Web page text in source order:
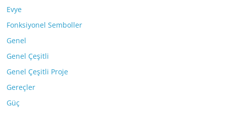
Evye
Fonksiyonel Semboller
Genel
Genel Çeşitli
Genel Çeşitli Proje
Gereçler
Güç